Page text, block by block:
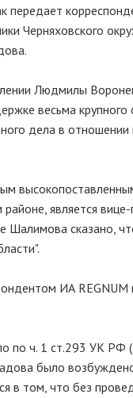
Черняховского
Людмилы
весьма
дела в
является
Шалимова сказано,
ИА REGNUM
ч. 1 ст.293 УК РФ
было
том, что без